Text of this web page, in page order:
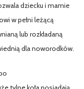
dziecku i mamie
w pełni leżącą
lub rozkładaną
dla noworodków.